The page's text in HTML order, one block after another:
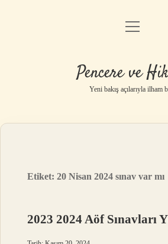
Anasayfa
Yasal Uyarı
menüyü
Pencere ve
Yeni bakış açılarıyla ilham
Etiket:20 Nisan 2024 sınav var mı
2023 2024 Aöf Sınavları